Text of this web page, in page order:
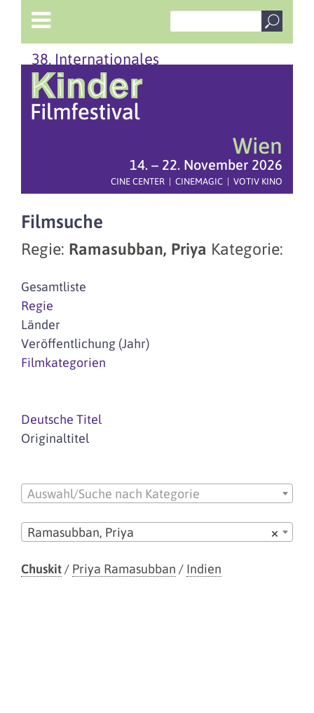
38. Internationales
Wien
14. – 22. November 2026
CINE CENTER | CINEMAGIC | VOTIV KINO
Filmsuche
Regie: Ramasubban, Priya Kategorie:
Gesamtliste
Regie
Länder
Veröffentlichung (Jahr)
Filmkategorien
Deutsche Titel
Originaltitel
Auswahl/Suche nach Kategorie
×
Ramasubban, Priya
Chuskit/ Priya Ramasubban / Indien